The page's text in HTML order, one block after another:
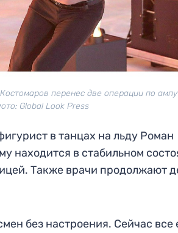
перенес две операции по
Global Look Press
в танцах на льду Роман
находится в стабильном
Также врачи продолжают
без настроения. Сейчас все